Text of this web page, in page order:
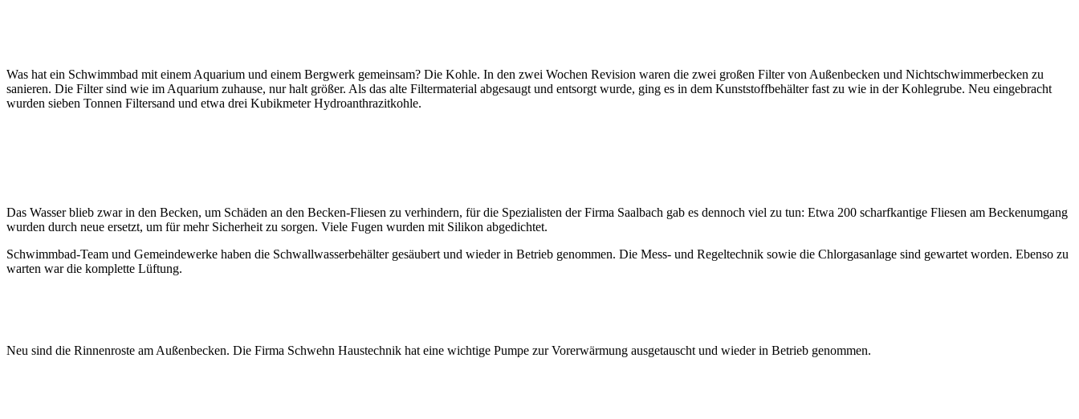
Was hat ein Schwimmbad mit einem Aquarium und einem Bergwerk gemeinsam? Die Kohle. In den zwei Wochen Revision waren die zwei großen Filter von Außenbecken und Nichtschwimmerbecken zu
sanieren. Die Filter sind wie im Aquarium zuhause, nur halt größer. Als das alte Filtermaterial abgesaugt und entsorgt wurde, ging es in dem Kunststoffbehälter fast zu wie in der Kohlegrube. Neu eingebracht
wurden sieben Tonnen Filtersand und etwa drei Kubikmeter Hydroanthrazitkohle.
Das Wasser blieb zwar in den Becken, um Schäden an den Becken-Fliesen zu verhindern, für die Spezialisten der Firma Saalbach gab es dennoch viel zu tun: Etwa 200 scharfkantige Fliesen am Beckenumgang
wurden durch neue ersetzt, um für mehr Sicherheit zu sorgen. Viele Fugen wurden mit Silikon abgedichtet.
Schwimmbad-Team und Gemeindewerke haben die Schwallwasserbehälter gesäubert und wieder in Betrieb genommen. Die Mess- und Regeltechnik sowie die Chlorgasanlage sind gewartet worden. Ebenso zu
warten war die komplette Lüftung.
Neu sind die Rinnenroste am Außenbecken. Die Firma Schwehn Haustechnik hat eine wichtige Pumpe zur Vorerwärmung ausgetauscht und wieder in Betrieb genommen.